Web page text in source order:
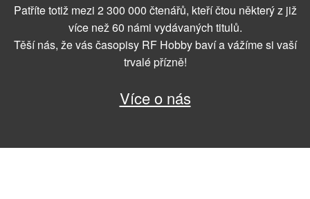
Patříte totiž mezi 2 300 000 čtenářů, kteří čtou některý z již
více než 60 námi vydávaných titulů.
Těší nás, že vás časopisy RF Hobby baví a vážíme si vaší
trvalé přízně!
Více o nás